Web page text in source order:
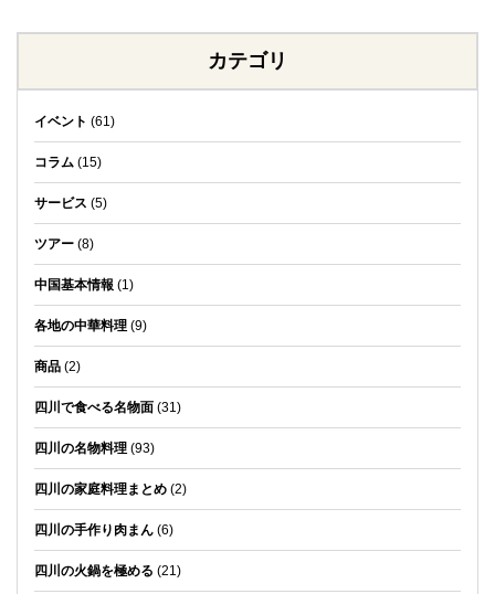
カテゴリ
イベント (61)
コラム (15)
サービス (5)
ツアー (8)
中国基本情報 (1)
各地の中華料理 (9)
商品 (2)
四川で食べる名物面 (31)
四川の名物料理 (93)
四川の家庭料理まとめ (2)
四川の手作り肉まん (6)
四川の火鍋を極める (21)